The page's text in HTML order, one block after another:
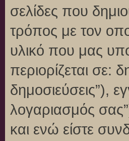
σελίδες που
τρόπος με τον
υλικό που μας
περιορίζεται σε:
δημοσιεύσεις”),
λογαριασμός
και ενώ είστε